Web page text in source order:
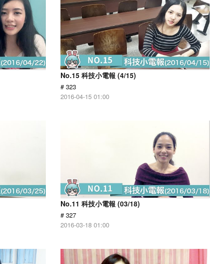
No.15 科技小電報 (4/15)
# 323
2016-04-15 01:00
No.11 科技小電報 (03/18)
# 327
2016-03-18 01:00